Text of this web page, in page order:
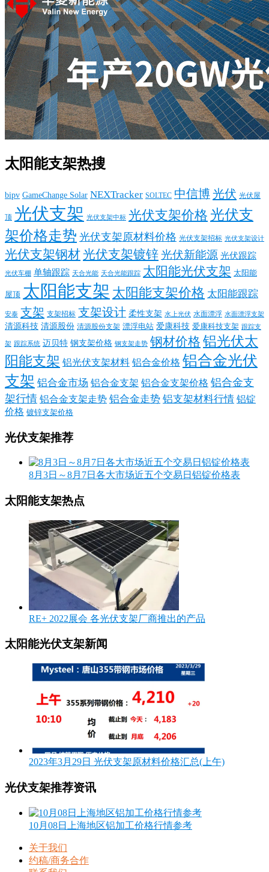
太阳能支架热搜
bipv GameChange Solar NEXTracker SOLTEC 中信博光伏 光伏屋
顶 光伏支架 光伏支架中标 光伏支架价格 光伏支
架价格走势 光伏支架原材料价格 光伏支架招标 光伏支架设计
光伏支架钢材光伏支架镀锌光伏新能源 光伏跟踪
光伏车棚 单轴跟踪 天合光能 天合光能跟踪 太阳能光伏支架 太阳能
屋顶 太阳能支架 太阳能支架价格 太阳能跟踪
安泰 支架 支架招标 支架设计 柔性支架 水上光伏 水面漂浮 水面漂浮支架
清源科技 清源股份 清源股份支架 漂浮电站 爱康科技 爱康科技支架 跟踪支
架 跟踪系统 迈贝特 钢支架价格 钢支架走势 钢材价格 铝光伏太
阳能支架 铝光伏支架材料 铝合金价格 铝合金光伏
支架 铝合金市场 铝合金支架 铝合金支架价格 铝合金支
架行情 铝合金支架走势 铝合金走势 铝支架材料行情 铝锭
价格 镀锌支架价格
光伏支架推荐
8月3日～8月7日各大市场近五个交易日铝锭价格表
太阳能支架热点
RE+ 2022展会 各光伏支架厂商推出的产品
太阳能光伏支架新闻
2023年3月29日 光伏支架原材料价格汇总(上午)
光伏支架推荐资讯
10月08日上海地区铝加工价格行情参考
关于我们
约稿/商务合作